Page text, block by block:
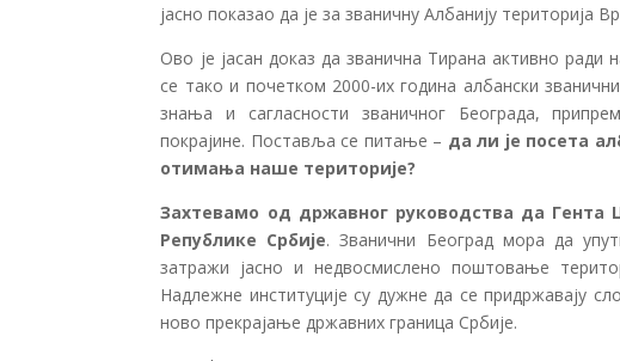
јасно показао да је за званичну Албанију територија
Ово је јасан доказ да званична Тирана активно ради
се тако и почетком 2000-их година албански
знања и сагласности званичног Београда,
покрајине. Поставља се питање – да ли је посета
отимања наше територије?
Захтевамо од државног руководства да Гента
Републике Србије. Званични Београд мора да
затражи јасно и недвосмислено поштовање
Надлежне институције су дужне да се придржавају
ново прекрајање државних граница Србије.